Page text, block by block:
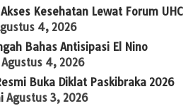
Kesehatan Lewat Forum UHC
4, 2026
Bahas Antisipasi El Nino
Agustus 4, 2026
Buka Diklat Paskibraka 2026
Agustus 3, 2026